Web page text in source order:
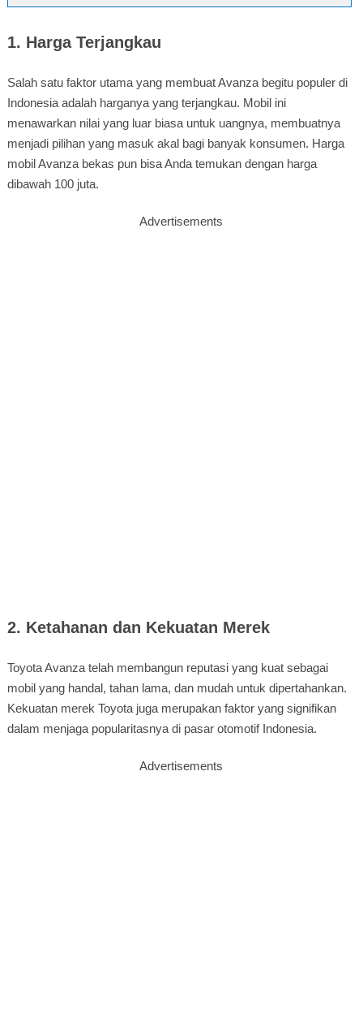
1. Harga Terjangkau
Salah satu faktor utama yang membuat Avanza begitu populer di
Indonesia adalah harganya yang terjangkau. Mobil ini
menawarkan nilai yang luar biasa untuk uangnya, membuatnya
menjadi pilihan yang masuk akal bagi banyak konsumen. Harga
mobil Avanza bekas pun bisa Anda temukan dengan harga
dibawah 100 juta.
Advertisements
2. Ketahanan dan Kekuatan Merek
Toyota Avanza telah membangun reputasi yang kuat sebagai
mobil yang handal, tahan lama, dan mudah untuk dipertahankan.
Kekuatan merek Toyota juga merupakan faktor yang signifikan
dalam menjaga popularitasnya di pasar otomotif Indonesia.
Advertisements